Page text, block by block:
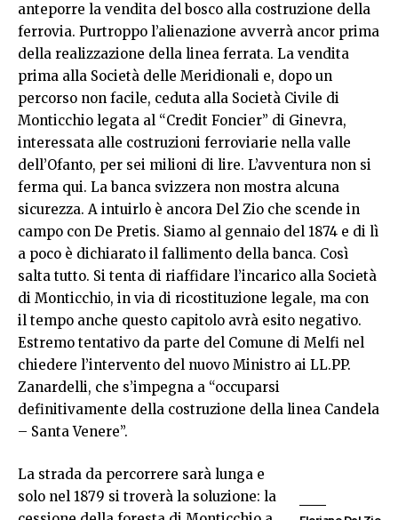
anteporre la vendita del bosco alla costruzione della
ferrovia. Purtroppo l’alienazione avverrà ancor prima
della realizzazione della linea ferrata. La vendita
prima alla Società delle Meridionali e, dopo un
percorso non facile, ceduta alla Società Civile di
Monticchio legata al “Credit Foncier” di Ginevra,
interessata alle costruzioni ferroviarie nella valle
dell’Ofanto, per sei milioni di lire. L’avventura non si
ferma qui. La banca svizzera non mostra alcuna
sicurezza. A intuirlo è ancora Del Zio che scende in
campo con De Pretis. Siamo al gennaio del 1874 e di lì
a poco è dichiarato il fallimento della banca. Così
salta tutto. Si tenta di riaffidare l’incarico alla Società
di Monticchio, in via di ricostituzione legale, ma con
il tempo anche questo capitolo avrà esito negativo.
Estremo tentativo da parte del Comune di Melfi nel
chiedere l’intervento del nuovo Ministro ai LL.PP.
Zanardelli, che s’impegna a “occuparsi
definitivamente della costruzione della linea Candela
– Santa Venere”.
La strada da percorrere sarà lunga e
solo nel 1879 si troverà la soluzione: la